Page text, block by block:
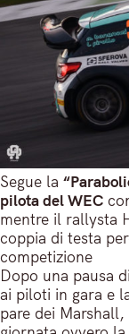
Segue la
pilota del WEC
mentre il rallysta
coppia di testa
competizione
Dopo una pausa
ai piloti in gara e
pare dei